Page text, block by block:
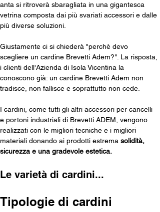
anta si ritroverà sbaragliata in una gigantesca
vetrina composta dai più svariati accessori e dalle
più diverse soluzioni.
Giustamente ci si chiederà "perchè devo
scegliere un cardine Brevetti Adem?". La risposta,
i clienti dell'Azienda di Isola Vicentina la
conoscono già: un cardine Brevetti Adem non
tradisce, non fallisce e soprattutto non cede.
I cardini, come tutti gli altri accessori per cancelli
e portoni industriali di Brevetti ADEM, vengono
realizzati con le migliori tecniche e i migliori
materiali donando ai prodotti estrema solidità,
sicurezza e una gradevole estetica.
Le varietà di cardini...
Tipologie di cardini